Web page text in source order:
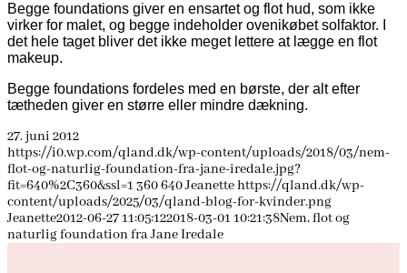
Begge foundations giver en ensartet og flot hud, som ikke
virker for malet, og begge indeholder ovenikøbet solfaktor. I
det hele taget bliver det ikke meget lettere at lægge en flot
makeup.
Begge foundations fordeles med en børste, der alt efter
tætheden giver en større eller mindre dækning.
27. juni 2012
https://i0.wp.com/qland.dk/wp-content/uploads/2018/03/nem-
flot-og-naturlig-foundation-fra-jane-iredale.jpg?
fit=640%2C360&ssl=1 360640Jeanettehttps://qland.dk/wp-
content/uploads/2025/03/qland-blog-for-kvinder.png
Jeanette2012-06-27 11:05:122018-03-01 10:21:38Nem, flot og
naturlig foundation fra Jane Iredale